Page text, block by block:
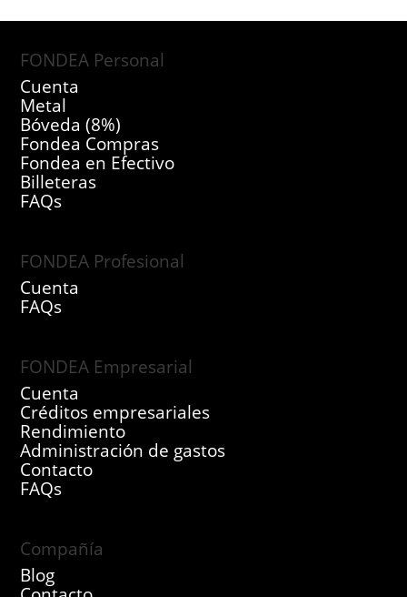
FONDEA Personal
Cuenta
Metal
Bóveda (8%)
Fondea Compras
Fondea en Efectivo
Billeteras
FAQs
FONDEA Profesional
Cuenta
FAQs
FONDEA Empresarial
Cuenta
Créditos empresariales
Rendimiento
Administración de gastos
Contacto
FAQs
Compañía
Blog